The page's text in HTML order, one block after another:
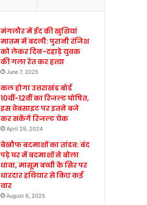
मंगलौर में ईद की खुशियां
मातम में बदली: पुरानी रंजिश
को लेकर दिन-दहाड़े युवक
की गला रेत कर हत्या
June 7, 2025
कल होगा उत्तराखंड बोर्ड
10वीं-12वीं का रिजल्ट घोषित,
इस वेबसाइट पर इतने बजे
कर सकेंगे रिजल्ट चेक
April 29, 2024
बेखौफ बदमाशों का तांडव: बंद
पड़े घर में बदमाशों ने बोला
धावा, मासूम बच्ची के सिर पर
धारदार हथियार से किए कई
वार
August 6, 2025